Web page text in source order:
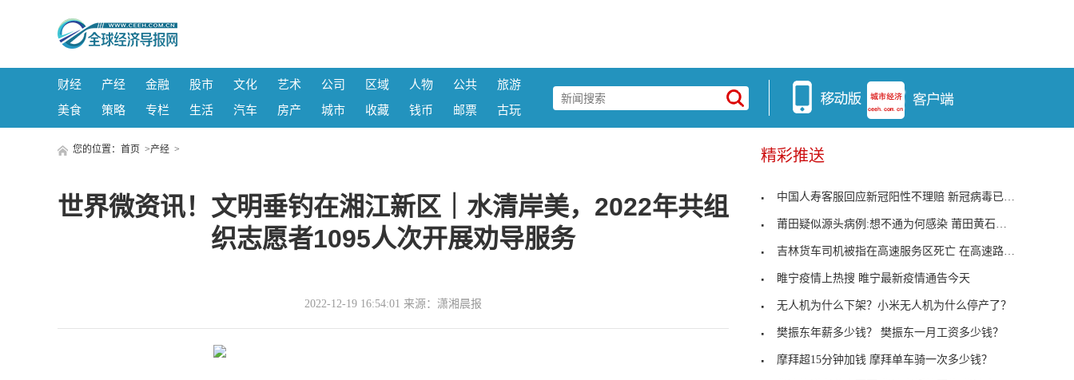
财经 产经 金融 股市 文化 艺术 公司 区域 人物 公共
旅游
美食
策略 专栏 生活 汽车 房产 城市 收藏 钱币 邮票 古玩
您的位置： 首页 >产经 >
世界微资讯！文明垂钓在湘江新区｜水清岸美，2022年共组
织志愿者1095人次开展劝导服务
2022-12-19 16:54:01 来源：潇湘晨报
精彩推送
中国人寿客服回应新冠阳性不理赔 新冠病毒已经被定
莆田疑似源头病例:想不通为何感染 莆田黄石新增病
吉林货车司机被指在高速服务区死亡 在高速路上出了
睢宁疫情上热搜 睢宁最新疫情通告今天
无人机为什么下架？小米无人机为什么停产了？
樊振东年薪多少钱？ 樊振东一月工资多少钱？
摩拜超15分钟加钱 摩拜单车骑一次多少钱？